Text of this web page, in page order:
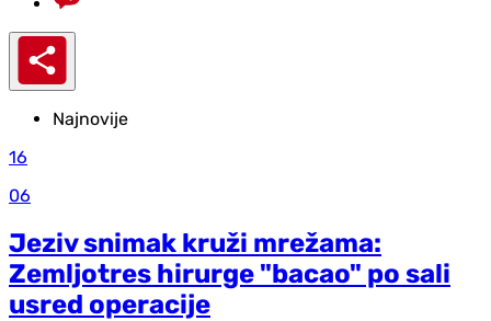
Najnovije
16
06
Jeziv snimak kruži mrežama:
Zemljotres hirurge "bacao" po sali
usred operacije